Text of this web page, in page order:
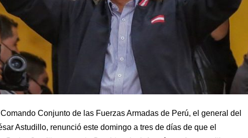
Conjunto de las Fuerzas Armadas de Perú, el general del
Astudillo, renunció este domingo a tres de días de que el